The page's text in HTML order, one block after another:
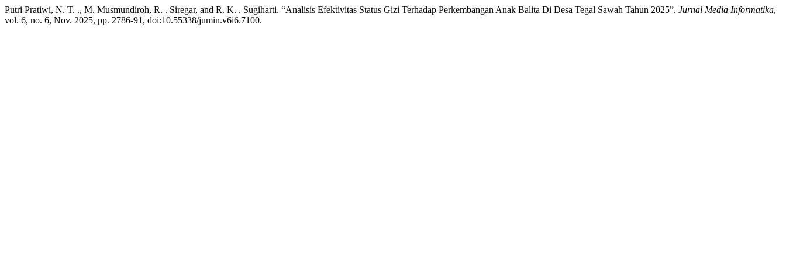
Putri Pratiwi, N. T. ., M. Musmundiroh, R. . Siregar, and R. K. . Sugiharti. “Analisis Efektivitas Status Gizi Terhadap Perkembangan Anak Balita Di Desa Tegal Sawah Tahun 2025”. Jurnal Media Informatika,
vol. 6, no. 6, Nov. 2025, pp. 2786-91, doi:10.55338/jumin.v6i6.7100.